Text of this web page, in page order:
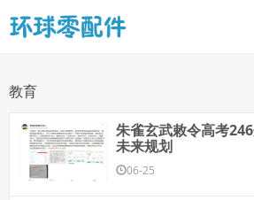
教育
朱雀玄武敕令高考
未来规划
06-25